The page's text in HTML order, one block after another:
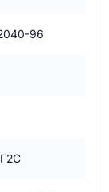
96